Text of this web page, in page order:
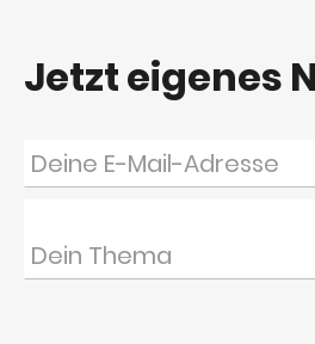
Jetzt eigenes